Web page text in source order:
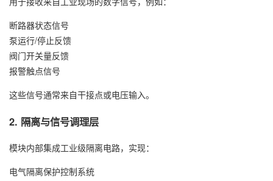
断路器状态信号
泵运行/停止反馈
阀门开关量反馈
报警触点信号
这些信号通常来自干接点或电压输入。
2. 隔离与信号调理层
模块内部集成工业级隔离电路，实现：
电气隔离保护控制系统